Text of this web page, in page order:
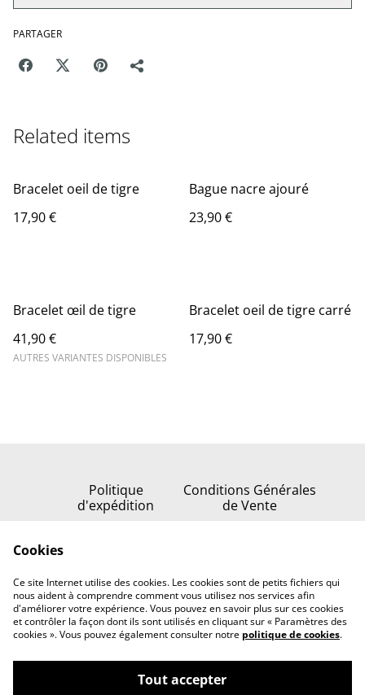
PARTAGER
Related items
Bracelet oeil de tigre
17,90 €
Bague nacre ajouré
23,90 €
Bracelet œil de tigre
41,90 €
AUTRES VARIANTES DISPONIBLES
Bracelet oeil de tigre carré
17,90 €
Politique
d'expédition
Conditions Générales
de Vente
Nous contacter
Cookies
Ce site Internet utilise des cookies. Les cookies sont de petits fichiers qui
nous aident à comprendre comment vous utilisez nos services afin
d'améliorer votre expérience. Vous pouvez en savoir plus sur ces cookies
et contrôler la façon dont ils sont utilisés en cliquant sur « Paramètres des
cookies ». Vous pouvez également consulter notre politique de cookies.
Tout accepter